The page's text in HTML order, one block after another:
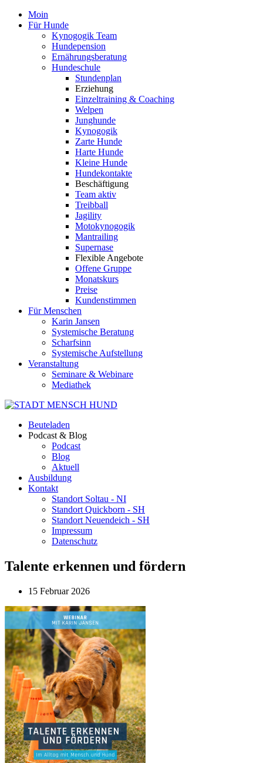
Moin
Für Hunde
Kynogogik Team
Hundepension
Ernährungsberatung
Hundeschule
Stundenplan
Erziehung
Einzeltraining & Coaching
Welpen
Junghunde
Kynogogik
Zarte Hunde
Harte Hunde
Kleine Hunde
Hundekontakte
Beschäftigung
Team aktiv
Treibball
Jagility
Motokynogogik
Mantrailing
Supernase
Flexible Angebote
Offene Gruppe
Monatskurs
Preise
Kundenstimmen
Für Menschen
Karin Jansen
Systemische Beratung
Scharfsinn
Systemische Aufstellung
Veranstaltung
Seminare & Webinare
Mediathek
Beuteladen
Podcast & Blog
Podcast
Blog
Aktuell
Ausbildung
Kontakt
Standort Soltau - NI
Standort Quickborn - SH
Standort Neuendeich - SH
Impressum
Datenschutz
Talente erkennen und fördern
15 Februar 2026